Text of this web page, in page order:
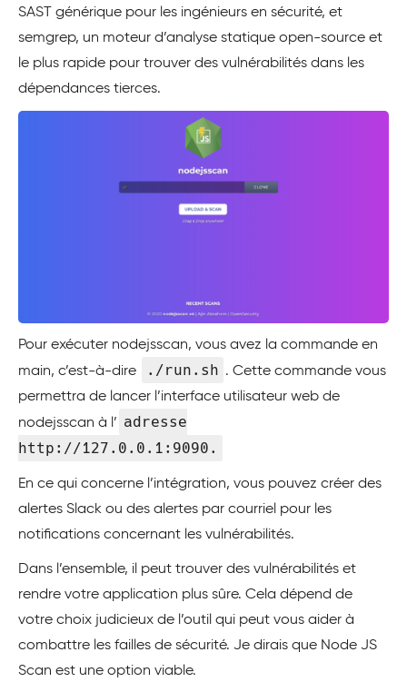
SAST générique pour les ingénieurs en sécurité, et
semgrep, un moteur d’analyse statique open-source et
le plus rapide pour trouver des vulnérabilités dans les
dépendances tierces.
Pour exécuter nodejsscan, vous avez la commande en
main, c’est-à-dire
./run.sh . Cette commande vous
permettra de lancer l’interface utilisateur web de
nodejsscan à l’ adresse
http://127.0.0.1:9090.
En ce qui concerne l’intégration, vous pouvez créer des
alertes Slack ou des alertes par courriel pour les
notifications concernant les vulnérabilités.
Dans l’ensemble, il peut trouver des vulnérabilités et
rendre votre application plus sûre. Cela dépend de
votre choix judicieux de l’outil qui peut vous aider à
combattre les failles de sécurité. Je dirais que Node JS
Scan est une option viable.